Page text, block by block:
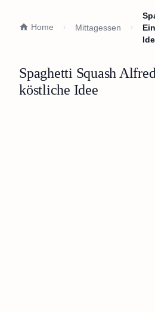
Home Mittagessen
Spaghetti Squash
köstliche Idee